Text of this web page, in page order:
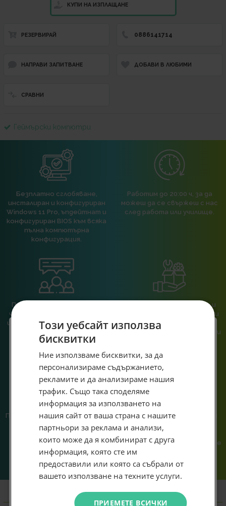
КУПИ НА ИЗПЛАЩАНЕ
РЕЗЕРВИРАЙ 0886141714
НАПРАВИ ЗАПИТВАНЕ ДОБАВИ В ЛЮБИМИ
СРАВНИ
Геймърски компютри
Безплатно сглобяване,
инсталиран и конфигуриран
Windows 11 Pro, ъпдейтнат и
конфигуриран BIOS към всяка
пълна компютърна
конфигурация.
Работим до 20:00 ч, за да
можеш да се свържеш с нас
след работа или училище.
При нас говориш с реален
човек, не с чатбот, когато
имаш нужда от консултация
или справяне с проблем.
Сглобяваме, поддържаме и
обслужваме. Като магазин и
сервиз на едно място
гарантираме бърза реакция и
Предлагаме различни методи
възможност за плащане с
криптовалута.
Ние сме малък екип и точно
отговорност за всяка
поръчка. Ако има проблем – не
го прехвърляме, а го
решаваме.
Информация
Този уебсайт използва
бисквитки
Ние използваме бисквитки, за да
персонализираме съдържанието,
рекламите и да анализираме нашия
трафик. Също така споделяме
информация за използването на
нашия сайт от ваша страна с нашите
партньори за реклама и анализи,
които може да я комбинират с друга
информация, която сте им
предоставили или която са събрали от
вашето използване на техните услуги.
ПРИЕМЕТЕ ВСИЧКИ
Специален подарък за
теб!
Абонирай се за ексклузивни седмични оферти и
специални предложения само за теб като
въведеш само email адрес и получи отстъпка от
първата ти поръчка.
Email
Не искам подарък